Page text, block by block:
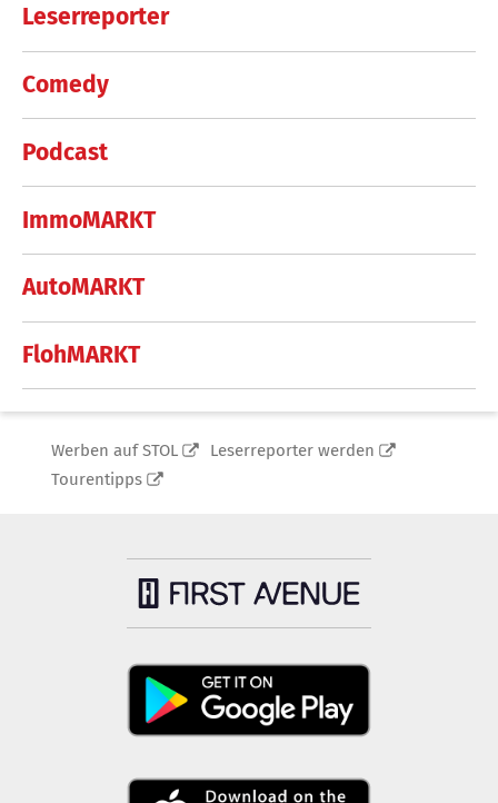
Leserreporter
Comedy
Podcast
ImmoMARKT
AutoMARKT
FlohMARKT
Werben auf STOL
Leserreporter werden
Tourentipps